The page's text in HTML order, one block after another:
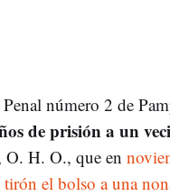
número 2 de
de prisión a un
O. H. O., que en
el bolso a una